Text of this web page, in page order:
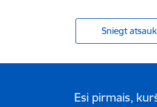
Sniegt
Esi pirmais,